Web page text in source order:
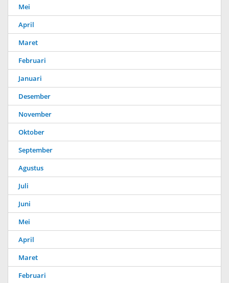
Mei
April
Maret
Februari
Januari
Desember
November
Oktober
September
Agustus
Juli
Juni
Mei
April
Maret
Februari